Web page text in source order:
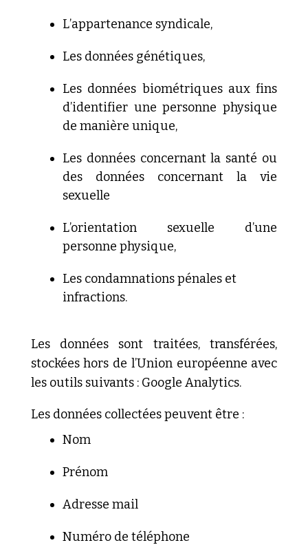
L’appartenance syndicale,
Les données génétiques,
Les données biométriques aux fins
d’identifier une personne physique
de manière unique,
Les données concernant la santé ou
des données concernant la vie
sexuelle
L’orientation sexuelle d’une
personne physique,
Les condamnations pénales et
infractions.
Les données sont traitées, transférées,
stockées hors de l’Union européenne avec
les outils suivants : Google Analytics.
Les données collectées peuvent être :
Nom
Prénom
Adresse mail
Numéro de téléphone